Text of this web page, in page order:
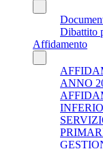
Dibattito
Affidamento
ANNO